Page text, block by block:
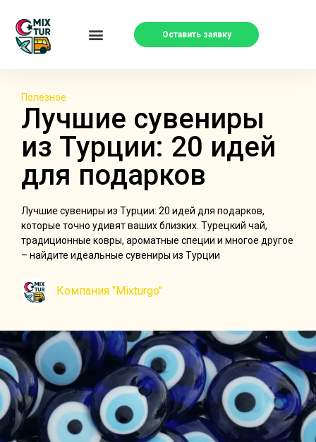
Оставить заявку
Полезное
Лучшие сувениры
из Турции: 20 идей
для подарков
Лучшие сувениры из Турции: 20 идей для подарков,
которые точно удивят ваших близких. Турецкий чай,
традиционные ковры, ароматные специи и многое другое
– найдите идеальные сувениры из Турции
Компания "Mixturgo"